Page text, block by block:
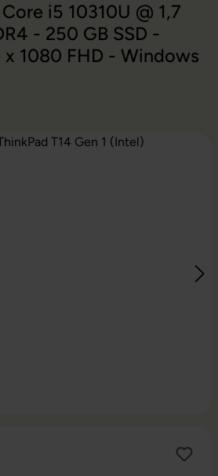
i5 10310U @ 1,7
- 250 GB SSD -
x 1080 FHD - Windows